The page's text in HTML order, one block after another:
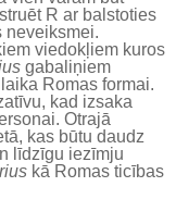
R ar balstoties
neveiksmei.
viedokļiem kuros
gabaliņiem
Romas formai.
kad izsaka
Otrajā
kas būtu daudz
līdzīgu iezīmju
kā Romas ticības